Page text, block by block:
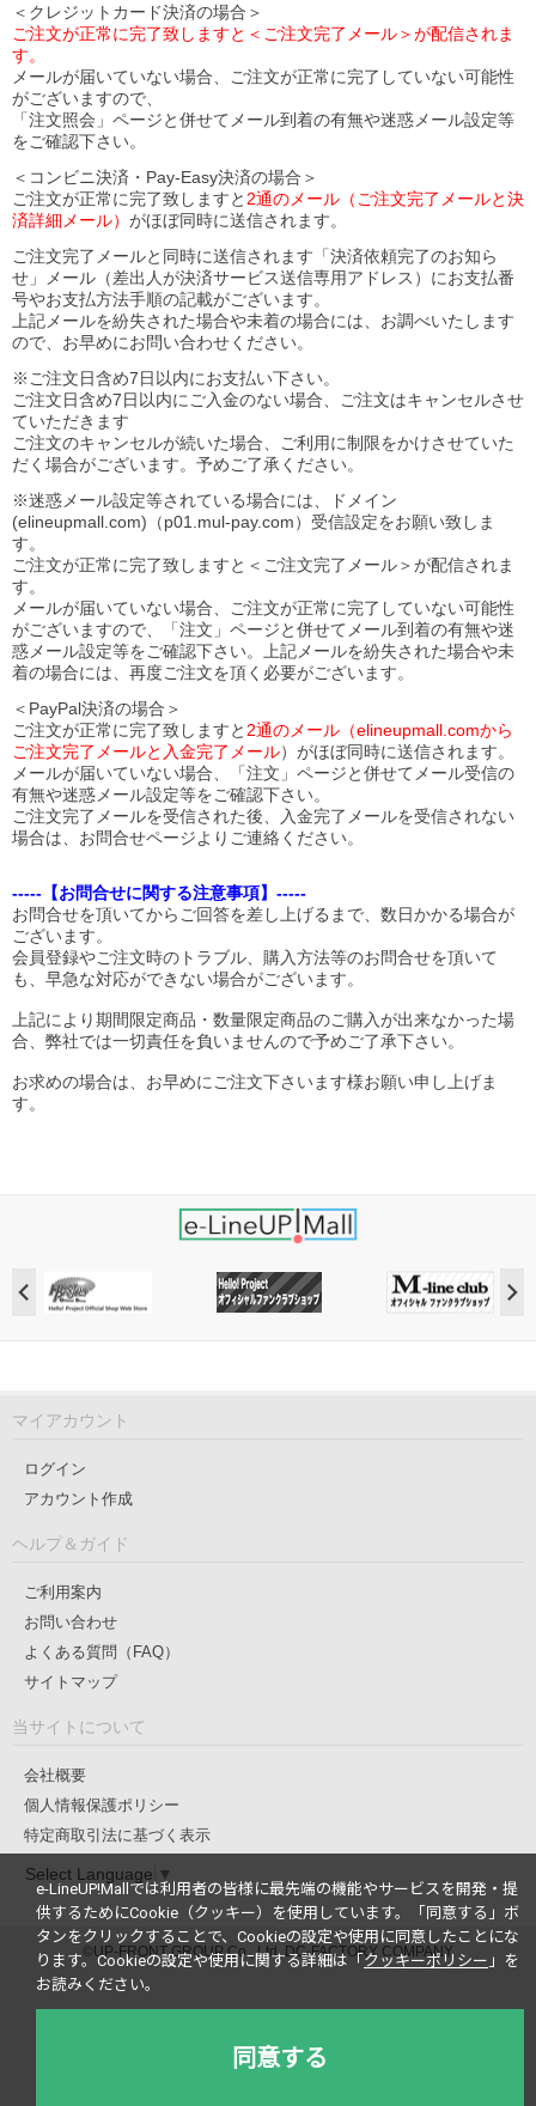
＜クレジットカード決済の場合＞
ご注文が正常に完了致しますと＜ご注文完了メール＞が配信されま
す。
メールが届いていない場合、ご注文が正常に完了していない可能性
がございますので、
「注文照会」ページと併せてメール到着の有無や迷惑メール設定等
をご確認下さい。
＜コンビニ決済・Pay-Easy決済の場合＞
ご注文が正常に完了致しますと 2通のメール（ご注文完了メールと決
済詳細メール） がほぼ同時に送信されます。
ご注文完了メールと同時に送信されます「決済依頼完了のお知ら
せ」メール（差出人が決済サービス送信専用アドレス）にお支払番
号やお支払方法手順の記載がございます。
上記メールを紛失された場合や未着の場合には、お調べいたします
ので、お早めにお問い合わせください。
※ご注文日含め7日以内にお支払い下さい。
ご注文日含め7日以内にご入金のない場合、ご注文はキャンセルさせ
ていただきます
ご注文のキャンセルが続いた場合、ご利用に制限をかけさせていた
だく場合がございます。予めご了承ください。
※迷惑メール設定等されている場合には、ドメイン
(elineupmall.com)（p01.mul-pay.com）受信設定をお願い致しま
す。
ご注文が正常に完了致しますと＜ご注文完了メール＞が配信されま
す。
メールが届いていない場合、ご注文が正常に完了していない可能性
がございますので、「注文」ページと併せてメール到着の有無や迷
惑メール設定等をご確認下さい。
上記メールを紛失された場合や未
着の場合には、再度ご注文を頂く必要がございます。
＜PayPal決済の場合＞
ご注文が正常に完了致しますと 2通のメール（elineupmall.comから
ご注文完了メールと入金完了メール）がほぼ同時に送信されます。
メールが届いていない場合、「注文」ページと併せてメール受信の
有無や迷惑メール設定等をご確認下さい。
ご注文完了メールを受信された後、入金完了メールを受信されない
場合は、お問合せページよりご連絡ください。
-----【お問合せに関する注意事項】-----
お問合せを頂いてからご回答を差し上げるまで、数日かかる場合が
ございます。
会員登録やご注文時のトラブル、購入方法等のお問合せを頂いて
も、早急な対応ができない場合がございます。
上記により期間限定商品・数量限定商品のご購入が出来なかった場
合、弊社では一切責任を負いませんので予めご了承下さい。
お求めの場合は、お早めにご注文下さいます様お願い申し上げま
す。
マイアカウント
ログイン
アカウント作成
ヘルプ＆ガイド
ご利用案内
お問い合わせ
よくある質問（FAQ）
サイトマップ
当サイトについて
会社概要
個人情報保護ポリシー
特定商取引法に基づく表示
Select Language ▼
©UP-FRONT GROUP Co., Ltd. DC-FACTORY COMPANY
e-LineUP!Mallでは利用者の皆様に最先端の機能やサービスを開発・提
供するためにCookie（クッキー）を使用しています。
「同意する」ボ
タンをクリックすることで、Cookieの設定や使用に同意したことにな
ります。Cookieの設定や使用に関する詳細は「 クッキーポリシー 」を
お読みください。
同意する